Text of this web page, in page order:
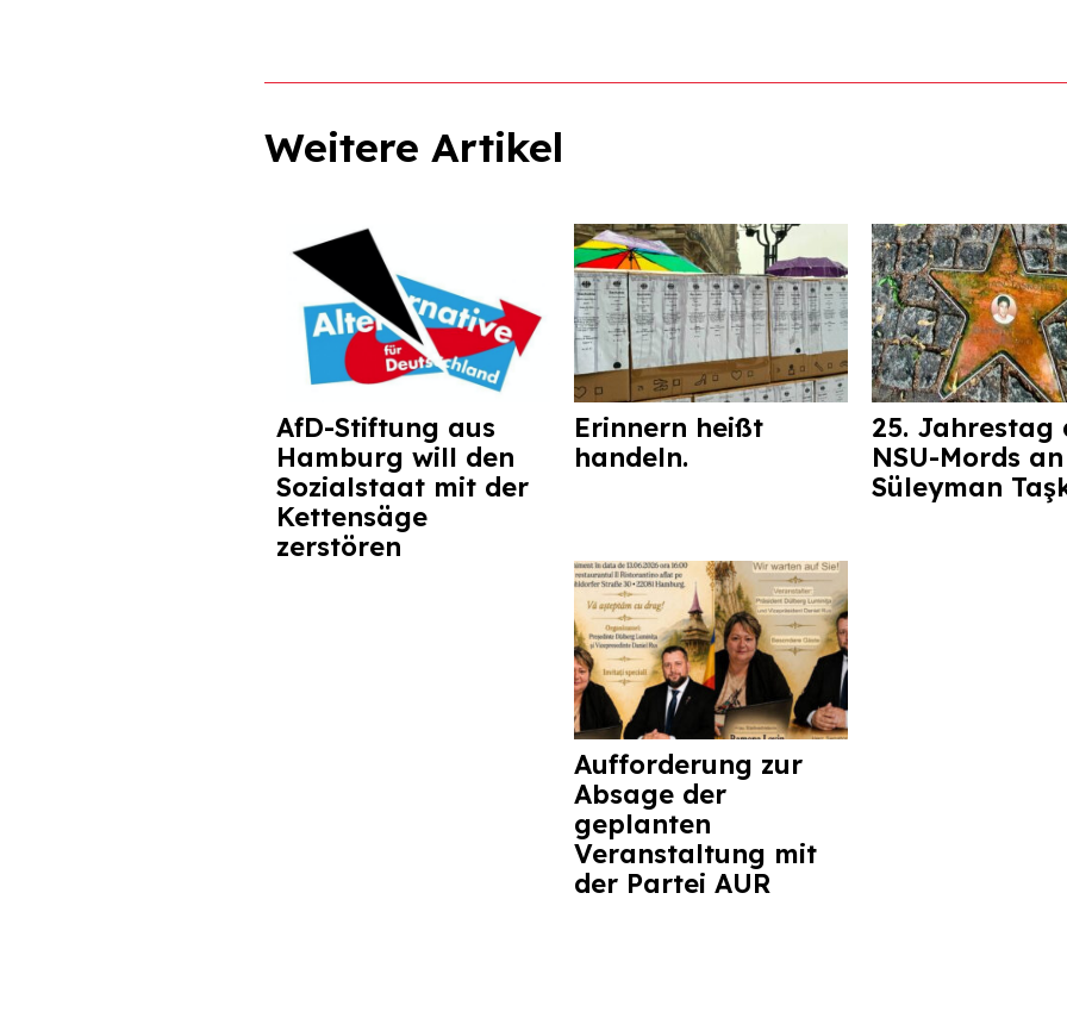
Weitere Artikel
AfD-Stiftung aus
Hamburg will den
Sozialstaat mit der
Kettensäge
zerstören
Erinnern heißt
handeln.
25. Jahrestag
NSU-Mords an
Süleyman
Aufforderung zur
Absage der
geplanten
Veranstaltung mit
der Partei AUR